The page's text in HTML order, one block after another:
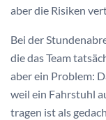
aber die Risiken
Bei der
die das Team
aber ein Problem:
weil ein Fahrstuhl
tragen ist als